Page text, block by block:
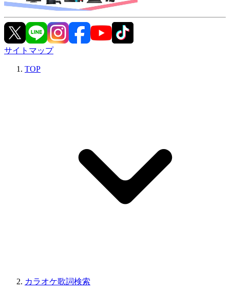
サイトマップ
TOP
カラオケ歌詞検索